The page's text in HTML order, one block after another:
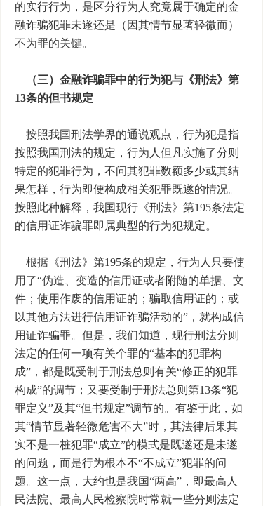
的实行行为，是区分行为人究竟属于确定的金
融诈骗犯罪未遂还是（因其情节显著轻微而）
不为罪的关键。
（三）金融诈骗罪中的行为犯与《刑法》第
13条的但书规定
按照我国刑法学界的通说观点，行为犯是指
按照我国刑法的规定，行为人但凡实施了分则
特定的犯罪行为，不问其犯罪数额多少或其结
果怎样，行为即便构成相关犯罪既遂的情况。
按照此种解释，我国现行《刑法》第195条法定
的信用证诈骗罪即属典型的行为犯规定。
根据《刑法》第195条的规定，行为人只要使
用了“伪造、变造的信用证或者附随的单据、文
件；使用作废的信用证的；骗取信用证的；或
以其他方法进行信用证诈骗活动的”，就构成信
用证诈骗罪。但是，我们知道，现行刑法分则
法定的任何一项有关个罪的“基本的犯罪构
成”，都是既受制于刑法总则有关“修正的犯罪
构成”的调节；又要受制于刑法总则第13条“犯
罪定义”及其“但书规定”调节的。有鉴于此，如
其“情节显著轻微危害不大”时，其法律后果其
实不是一桩犯罪“成立”的模式是既遂还是未遂
的问题，而是行为根本不“不成立”犯罪的问
题。这一点，大约也是我国“两高”，即最高人
民法院、最高人民检察院时常就一些分则法定